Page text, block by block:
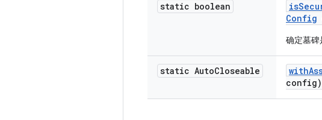
static boolean is
Config
确定墓碑
static AutoCloseable with
config)